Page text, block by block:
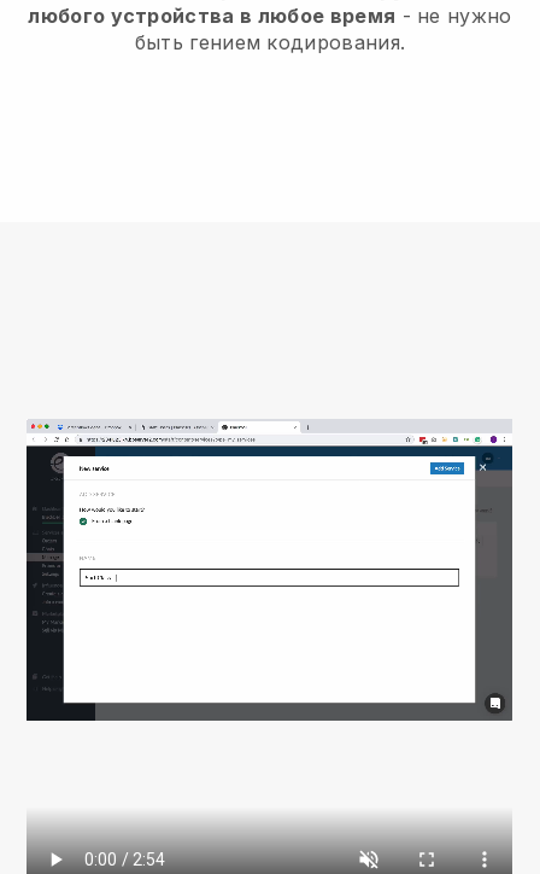
любого устройства в любое время - не нужно
быть гением кодирования.